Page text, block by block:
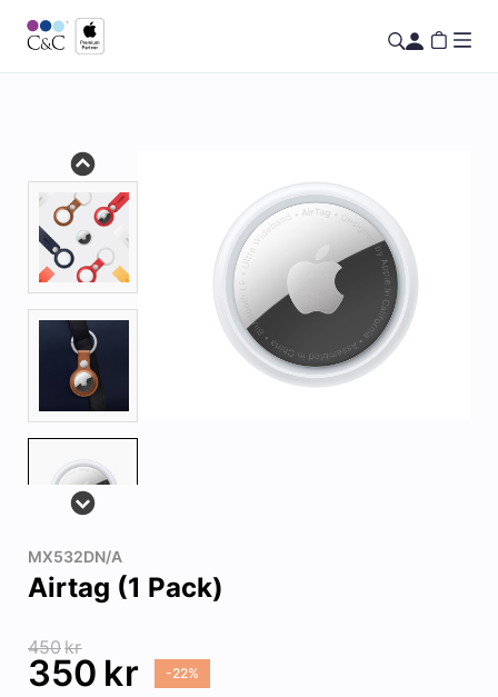
MX532DN/A
Airtag (1 Pack)
450kr
350 kr -22%